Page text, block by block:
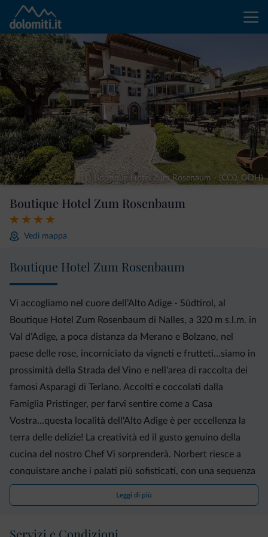
© Boutique Hotel Zum Rosenaum - (CC0, ODH)
Boutique Hotel Zum Rosenbaum
Vedi mappa
Boutique Hotel Zum Rosenbaum
Vi accogliamo nel cuore dell’Alto Adige - Südtirol, al
Boutique Hotel Zum Rosenbaum di Nalles, a 320 m s.l.m. in
Val d’Adige, a poca distanza da Merano e Bolzano, nel
paese delle rose, incorniciato da vigneti e frutteti...siamo in
prossimità della Strada del Vino e nell'area di raccolta dei
famosi Asparagi di Terlano. Accolti e coccolati dalla
Famiglia Pristinger, per farvi sentire come a Casa
Vostra...questa località dell'Alto Adige è per eccellenza la
terra delle delizie! La creatività ed il gusto genuino della
cucina del nostro Chef Vi sorprenderà. Norbert riesce a
conquistare anche i palati più sofisticati, con una sequenza
di manicaretti che si alternano nel corso dell’anno, proprio
per sottolineare il legame con le stagioni e la terra. In
Leggi di più
Servizi e Condizioni